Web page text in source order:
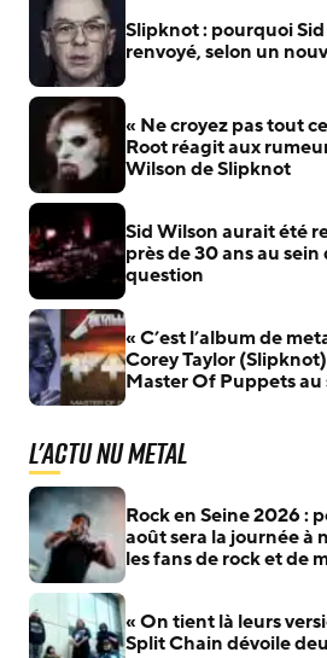
Slipknot : pourquoi
renvoyé, selon un
« Ne croyez pas tout
Root réagit aux
Wilson de Slipknot
Sid Wilson aurait été
près de 30 ans au
question
« C’est l’album de
Corey Taylor
Master Of Puppets au
L'actu Nu Metal
Rock en Seine 2026 :
août sera la journée à
les fans de rock et de
« On tient là leurs
Split Chain dévoile